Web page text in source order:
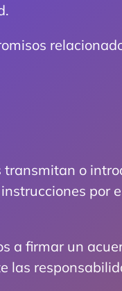
o
por
a firmar un
las